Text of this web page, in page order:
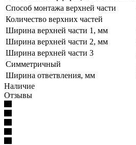
Способ монтажа верхней части
Количество верхних частей
Ширина верхней части 1, мм
Ширина верхней части 2, мм
Ширина верхней части 3
Симметричный
Ширина ответвления, мм
Наличие
Отзывы